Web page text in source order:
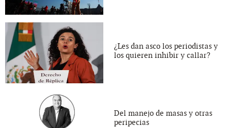
¿Les dan asco los periodistas y
los quieren inhibir y callar?
Del manejo de masas y otras
peripecias